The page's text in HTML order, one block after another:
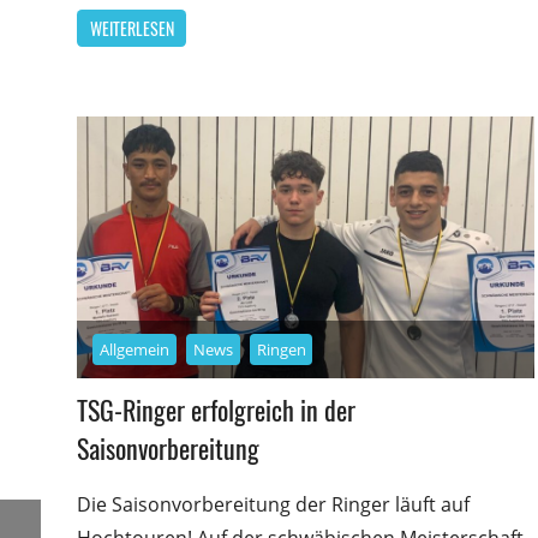
WEITERLESEN
Allgemein News Ringen
TSG-Ringer erfolgreich in der
Saisonvorbereitung
Die Saisonvorbereitung der Ringer läuft auf